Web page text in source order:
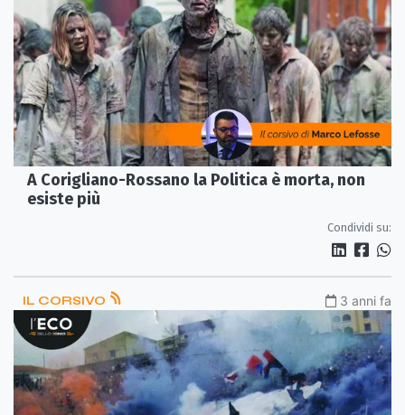
A Corigliano-Rossano la Politica è morta, non
esiste più
Condividi su:
IL CORSIVO 3 anni fa